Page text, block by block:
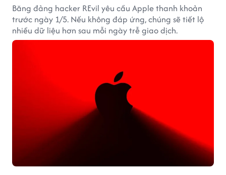
Băng đảng hacker REvil yêu cầu Apple thanh khoản
trước ngày 1/5. Nếu không đáp ứng, chúng sẽ tiết lộ
nhiều dữ liệu hơn sau mỗi ngày trễ giao dịch.